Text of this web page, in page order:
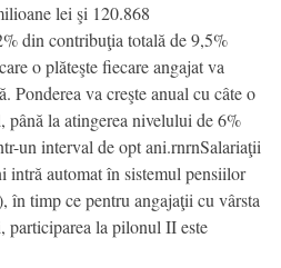
lei şi 120.868
din contribuţia totală de 9,5%
o plăteşte fiecare angajat va
Ponderea va creşte anual cu câte o
până la atingerea nivelului de 6%
un interval de opt ani.rnrnSalariaţii
intră automat în sistemul pensiilor
timp ce pentru angajaţii cu vârsta
participarea la pilonul II este